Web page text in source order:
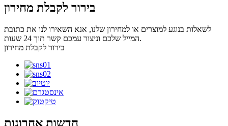
בירור לקבלת מחירון
לשאלות בנוגע למוצרים או למחירון שלנו, אנא השאירו לנו את כתובת
המייל שלכם וניצור עמכם קשר תוך 24 שעות.
בירור לקבלת מחירון
חדשות אחרונות